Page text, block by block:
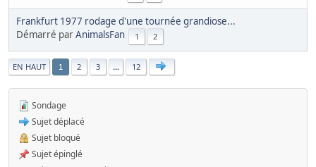
Frankfurt 1977 rodage d'une tournée grandiose...
Démarré parAnimalsFan 1 2
EN HAUT 1 2 3 ... 12
Sondage
Sujet déplacé
Sujet bloqué
Sujet épinglé